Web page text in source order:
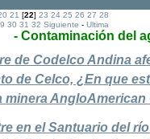
21 [22]23 24 25 26 27 28
30 31 32 Siguiente -Ultima
- Contaminación del
de Codelco Andina
de Celco, ¿En que
minera
en el Santuario del